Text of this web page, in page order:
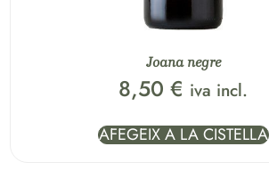
Joana negre
8,50€ iva incl.
AFEGEIX A LA CISTELLA